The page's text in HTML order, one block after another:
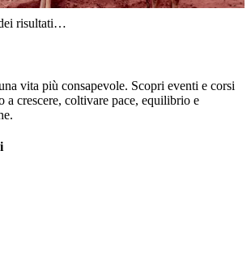
risultati…
vita più consapevole. Scopri eventi e corsi
a crescere, coltivare pace, equilibrio e